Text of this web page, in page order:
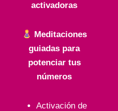
activadoras
Meditaciones
guiadas para
potenciar tus
números
Activación de